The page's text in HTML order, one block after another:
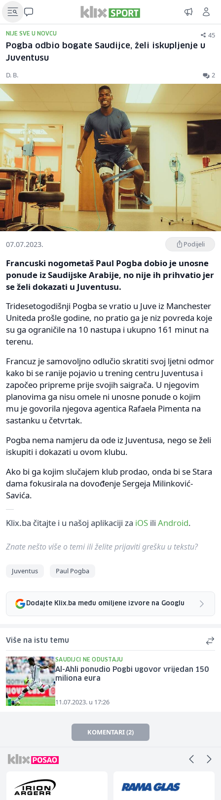
NIJE SVE U NOVCU 45
Pogba odbio bogate Saudijce, želi iskupljenje u
Juventusu
D. B. 2
07.07.2023. Podijeli
Francuski nogometaš Paul Pogba dobio je unosne
ponude iz Saudijske Arabije, no nije ih prihvatio jer
se želi dokazati u Juventusu.
Tridesetogodišnji Pogba se vratio u Juve iz Manchester
Uniteda prošle godine, no pratio ga je niz povreda koje
su ga ograničile na 10 nastupa i ukupno 161 minut na
terenu.
Francuz je samovoljno odlučio skratiti svoj ljetni odmor
kako bi se ranije pojavio u trening centru Juventusa i
započeo pripreme prije svojih saigrača. U njegovim
planovima ga nisu omele ni unosne ponude o kojim
mu je govorila njegova agentica Rafaela Pimenta na
sastanku u četvrtak.
Pogba nema namjeru da ode iz Juventusa, nego se želi
iskupiti i dokazati u ovom klubu.
Ako bi ga kojim slučajem klub prodao, onda bi se Stara
dama fokusirala na dovođenje Sergeja Milinković-
Savića.
Klix.ba čitajte i u našoj aplikaciji za iOS ili Android.
Znate nešto više o temi ili želite prijaviti grešku u tekstu?
Juventus Paul Pogba
Dodajte Klix.ba među omiljene izvore na Googlu
Više na istu temu
SAUDIJCI NE ODUSTAJU
Al-Ahli ponudio Pogbi ugovor vrijedan 150
miliona eura
11.07.2023. u 17:26
KOMENTARI (2)